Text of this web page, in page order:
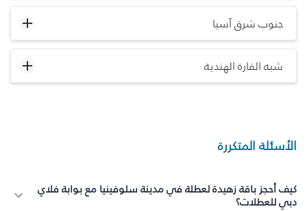
جنوب شرق آسيا
شبه القارة الهندية
الأسئلة المتكررة
كيف أحجز باقة زهيدة لعطلة في مدينة سلوفينيا مع بوابة فلاي
دبي للعطلات؟